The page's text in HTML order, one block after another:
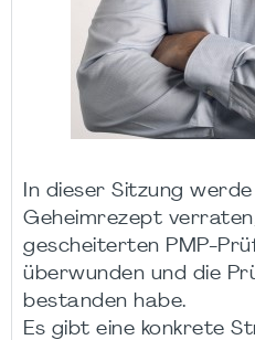
In dieser Sitzung
Geheimrezept
gescheiterten PMP-
überwunden und die
bestanden habe.
Es gibt eine konkrete